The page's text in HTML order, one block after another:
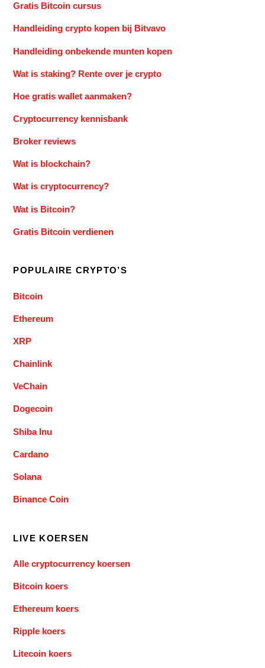
Gratis Bitcoin cursus
Handleiding crypto kopen bij Bitvavo
Handleiding onbekende munten kopen
Wat is staking? Rente over je crypto
Hoe gratis wallet aanmaken?
Cryptocurrency kennisbank
Broker reviews
Wat is blockchain?
Wat is cryptocurrency?
Wat is Bitcoin?
Gratis Bitcoin verdienen
POPULAIRE CRYPTO’S
Bitcoin
Ethereum
XRP
Chainlink
VeChain
Dogecoin
Shiba Inu
Cardano
Solana
Binance Coin
LIVE KOERSEN
Alle cryptocurrency koersen
Bitcoin koers
Ethereum koers
Ripple koers
Litecoin koers